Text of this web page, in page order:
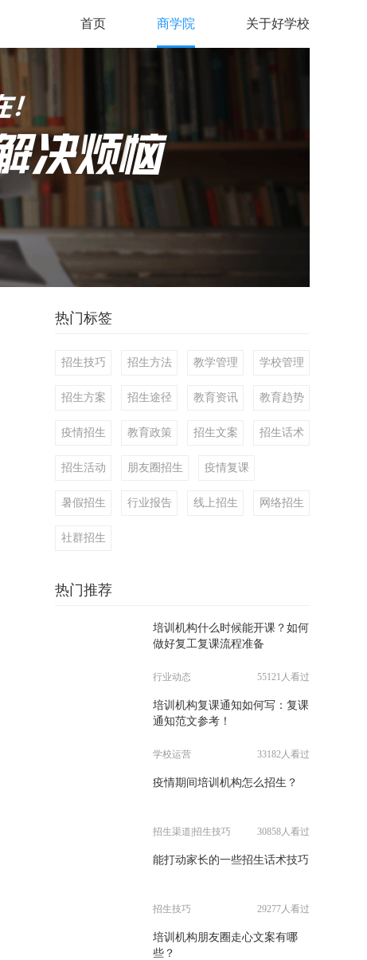
首页 商学院 关于好学校
热门标签
招生技巧 招生方法 教学管理 学校管理
招生方案 招生途径 教育资讯 教育趋势
疫情招生 教育政策 招生文案 招生话术
招生活动 朋友圈招生 疫情复课
暑假招生 行业报告 线上招生 网络招生
社群招生
热门推荐
培训机构什么时候能开课？如何
做好复工复课流程准备
行业动态 55121人看过
培训机构复课通知如何写：复课
通知范文参考！
学校运营 33182人看过
疫情期间培训机构怎么招生？
招生渠道|招生技巧 30858人看过
能打动家长的一些招生话术技巧
招生技巧 29277人看过
培训机构朋友圈走心文案有哪
些？